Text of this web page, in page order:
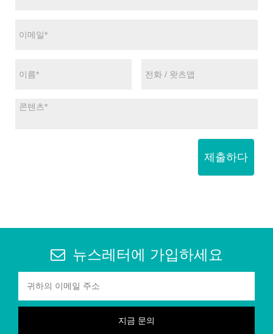
제출하다
뉴스레터에 가입하세요